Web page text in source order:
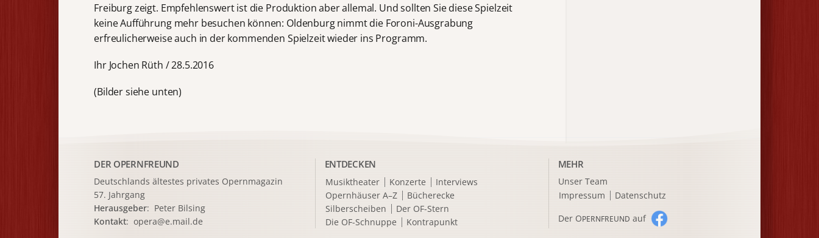
Freiburg zeigt. Empfehlenswert ist die Produktion aber allemal. Und sollten Sie diese Spielzeit
keine Aufführung mehr besuchen können: Oldenburg nimmt die Foroni-Ausgrabung
erfreulicherweise auch in der kommenden Spielzeit wieder ins Programm.
Ihr Jochen Rüth / 28.5.2016
(Bilder siehe unten)
DER OPERNFREUND
Deutschlands ältestes privates Opernmagazin
57. Jahrgang
Herausgeber: Peter Bilsing
Kontakt:opera@e.mail.de
ENTDECKEN
Musiktheater Konzerte
Interviews
Opernhäuser A–Z
Bücherecke
Silberscheiben
Der OF-Stern
Die OF-Schnuppe
Kontrapunkt
MEHR
Unser Team
Impressum
Datenschutz
Der OPERNFREUND auf